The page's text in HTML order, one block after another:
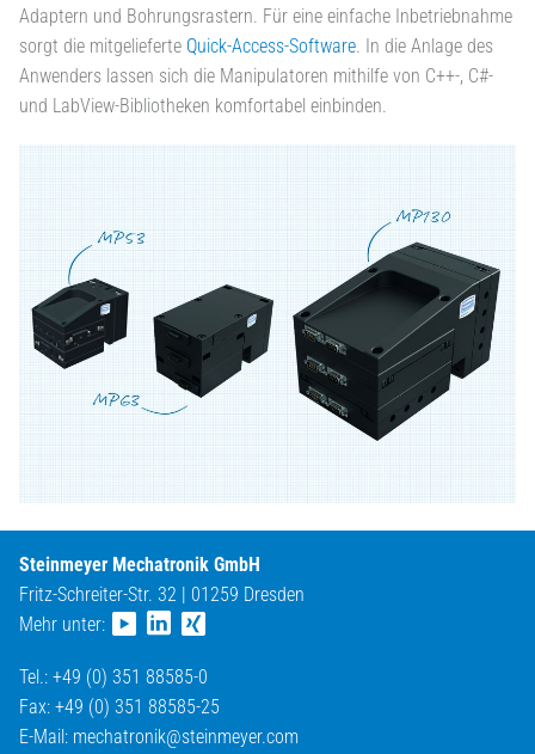
Adaptern und Bohrungsrastern. Für eine einfache Inbetriebnahme
sorgt die mitgelieferte Quick-Access-Software. In die Anlage des
Anwenders lassen sich die Manipulatoren mithilfe von C++-, C#-
und LabView-Bibliotheken komfortabel einbinden.
Steinmeyer Mechatronik GmbH
Fritz-Schreiter-Str. 32 | 01259 Dresden
Mehr unter:
Tel.: +49 (0) 351 88585-0
Fax: +49 (0) 351 88585-25
E-Mail: mechatronik@steinmeyer.com